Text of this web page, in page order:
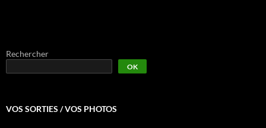
Rechercher
OK
VOS SORTIES / VOS PHOTOS